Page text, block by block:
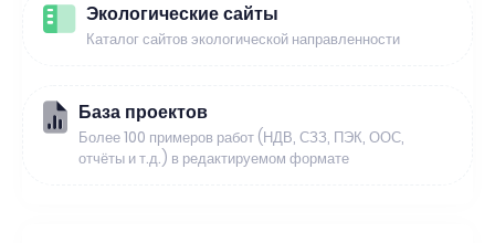
Экологические сайты
Каталог сайтов экологической направленности
База проектов
Более 100 примеров работ (НДВ, СЗЗ, ПЭК, ООС,
отчёты и т.д.) в редактируемом формате